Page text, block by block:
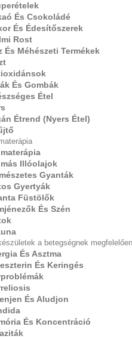
És Csokoládé
És Édesítőszerek
Rost
És Méhészeti Termékek
És Gombák
Étel
Étrend (nyers Étel)
Illóolajok
Gyanták
Gyertyák
Füstölők
És Szén
a betegségnek megfelelően
És Asztma
És Keringés
És Aludjon
És Koncentráció